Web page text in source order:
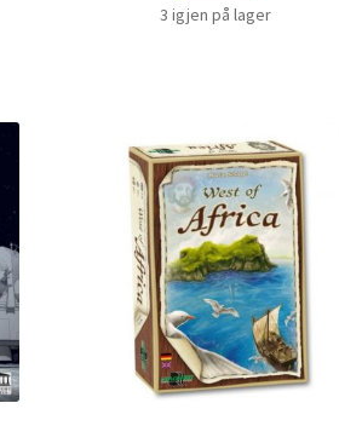
3 igjen på lager